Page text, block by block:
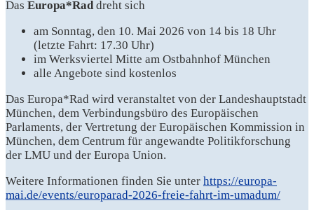
Das Europa*Raddreht sich
am Sonntag, den 10. Mai 2026 von 14 bis 18 Uhr
(letzte Fahrt: 17.30 Uhr)
im Werksviertel Mitte am Ostbahnhof München
alle Angebote sind kostenlos
Das Europa*Rad wird veranstaltet von der Landeshauptstadt
München, dem Verbindungsbüro des Europäischen
Parlaments, der Vertretung der Europäischen Kommission in
München, dem Centrum für angewandte Politikforschung
der LMU und der Europa Union.
Weitere Informationen finden Sie unter https://europa-
mai.de/events/europarad-2026-freie-fahrt-im-umadum/